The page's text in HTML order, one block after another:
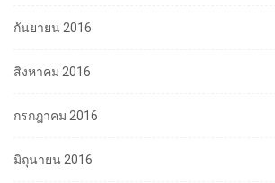
กันยายน 2016
สิงหาคม 2016
กรกฎาคม 2016
มิถุนายน 2016